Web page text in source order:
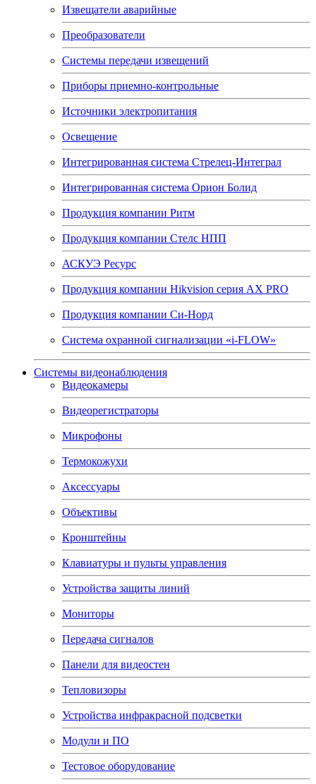
Извещатели аварийные
Преобразователи
Системы передачи извещений
Приборы приемно-контрольные
Источники электропитания
Освещение
Интегрированная система Стрелец-Интеграл
Интегрированная система Орион Болид
Продукция компании Ритм
Продукция компании Стелс НПП
АСКУЭ Ресурс
Продукция компании Hikvision серия AX PRO
Продукция компании Си-Норд
Система охранной сигнализации «i-FLOW»
Системы видеонаблюдения
Видеокамеры
Видеорегистраторы
Микрофоны
Термокожухи
Аксессуары
Объективы
Кронштейны
Клавиатуры и пульты управления
Устройства защиты линий
Мониторы
Передача сигналов
Панели для видеостен
Тепловизоры
Устройства инфракрасной подсветки
Модули и ПО
Тестовое оборудование